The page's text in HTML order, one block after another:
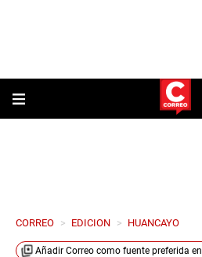
CORREO > EDICION > HUANCAYO
Añadir Correo como fuente preferida en